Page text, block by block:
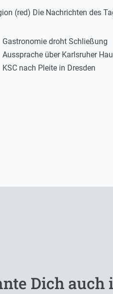
(red) Die Nachrichten des
Gastronomie droht Schließung
Aussprache über Karlsruher
KSC nach Pleite in Dresden
Dich auch